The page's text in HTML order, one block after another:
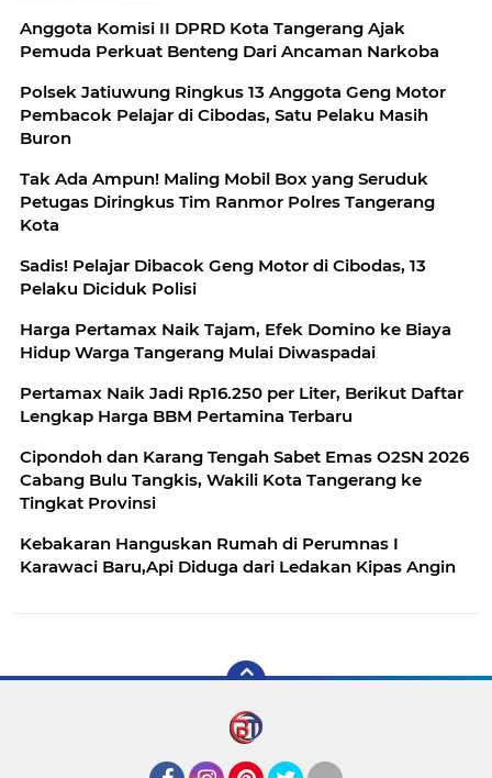
Anggota Komisi II DPRD Kota Tangerang Ajak
Pemuda Perkuat Benteng Dari Ancaman Narkoba
Polsek Jatiuwung Ringkus 13 Anggota Geng Motor
Pembacok Pelajar di Cibodas, Satu Pelaku Masih
Buron
Tak Ada Ampun! Maling Mobil Box yang Seruduk
Petugas Diringkus Tim Ranmor Polres Tangerang
Kota
Sadis! Pelajar Dibacok Geng Motor di Cibodas, 13
Pelaku Diciduk Polisi
Harga Pertamax Naik Tajam, Efek Domino ke Biaya
Hidup Warga Tangerang Mulai Diwaspadai
Pertamax Naik Jadi Rp16.250 per Liter, Berikut Daftar
Lengkap Harga BBM Pertamina Terbaru
Cipondoh dan Karang Tengah Sabet Emas O2SN 2026
Cabang Bulu Tangkis, Wakili Kota Tangerang ke
Tingkat Provinsi
Kebakaran Hanguskan Rumah di Perumnas I
Karawaci Baru,Api Diduga dari Ledakan Kipas Angin